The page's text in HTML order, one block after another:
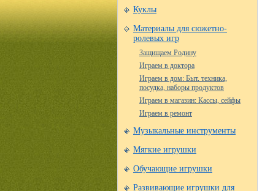
Куклы
Материалы для сюжетно-
ролевых игр
Защищаем Родину
Играем в доктора
Играем в дом: Быт. техника,
посудка, наборы продуктов
Играем в магазин: Кассы, сейфы
Играем в ремонт
Музыкальные инструменты
Мягкие игрушки
Обучающие игрушки
Развивающие игрушки для